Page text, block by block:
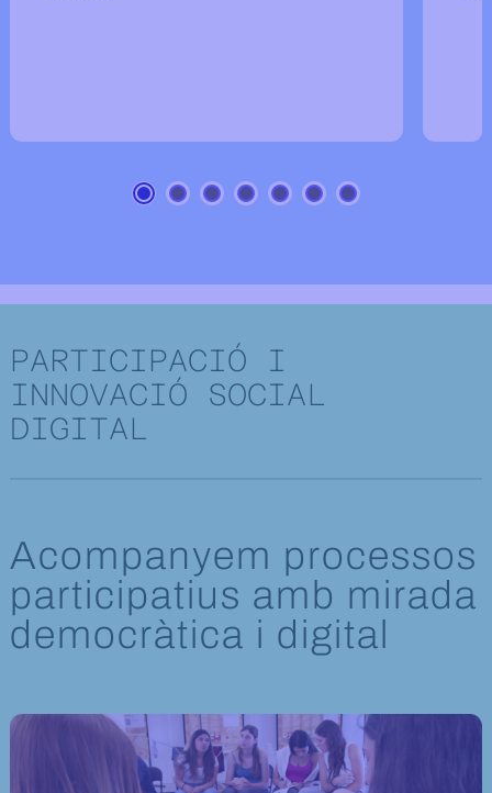
PARTICIPACIÓ I
INNOVACIÓ SOCIAL
DIGITAL
Acompanyem processos
participatius amb mirada
democràtica i digital